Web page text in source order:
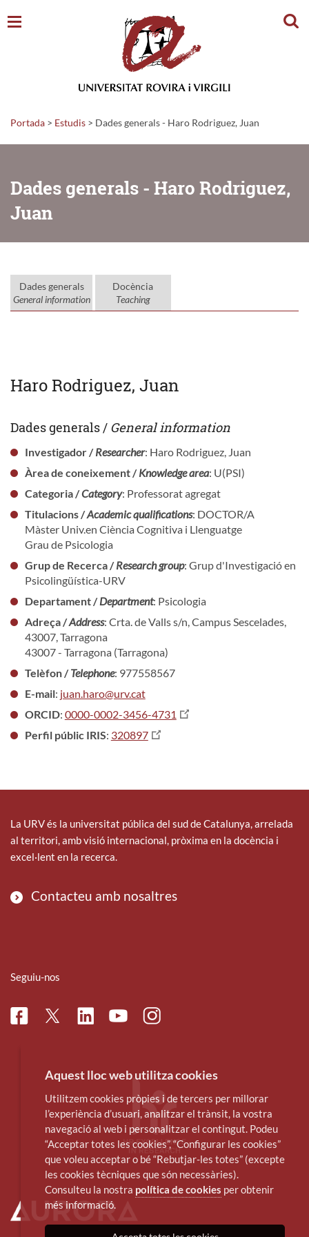
Portada > Estudis > Dades generals - Haro Rodriguez, Juan
Dades generals - Haro Rodriguez,
Juan
Dades generals
General information
Docència
Teaching
Haro Rodriguez, Juan
Dades generals / General information
Investigador /Researcher: Haro Rodriguez, Juan
Àrea de coneixement /Knowledge area: U(PSI)
Categoria /Category: Professorat agregat
Titulacions /Academic qualifications: DOCTOR/A
Màster Univ.en Ciència Cognitiva i Llenguatge
Grau de Psicologia
Grup de Recerca /Research group: Grup d'Investigació en
Psicolingüística-URV
Departament /Department: Psicologia
Adreça /Address: Crta. de Valls s/n, Campus Sescelades,
43007, Tarragona
43007 - Tarragona (Tarragona)
Telèfon /Telephone: 977558567
E-mail: juan.haro@urv.cat
ORCID: 0000-0002-3456-4731
Perfil públic IRIS: 320897
La URV és la universitat pública del sud de Catalunya, arrelada
al territori, amb visió internacional, pròxima en la docència i
excel·lent en la recerca.
Contacteu amb nosaltres
Seguiu-nos
FacebookTwitterLinkedinYoutubeInstagram
Aquest lloc web utilitza cookies
Utilitzem cookies pròpies i de tercers per millorar
l’experiència d’usuari, analitzar el trànsit, la vostra
navegació al web i personalitzar el contingut. Podeu
“Acceptar totes les cookies”, “Configurar les cookies”
que voleu acceptar o bé “Rebutjar-les totes” (excepte
les cookies tècniques que són necessàries).
Consulteu la nostra política de cookies per obtenir
més informació.